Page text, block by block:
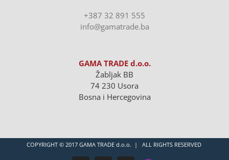
+387 32 891 555
info@gamatrade.ba
GAMA TRADE d.o.o.
Žabljak BB
74 230 Usora
Bosna i Hercegovina
COPYRIGHT © 2017 GAMA TRADE d.o.o. | ALL RIGHTS RESERVED